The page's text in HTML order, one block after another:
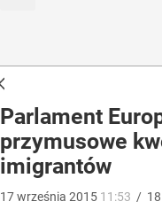
Parlament
przymusowe
imigrantów
17września 2015 11:53 / 18